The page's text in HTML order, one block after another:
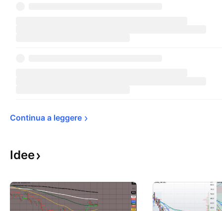
Continua a leggere
Idee